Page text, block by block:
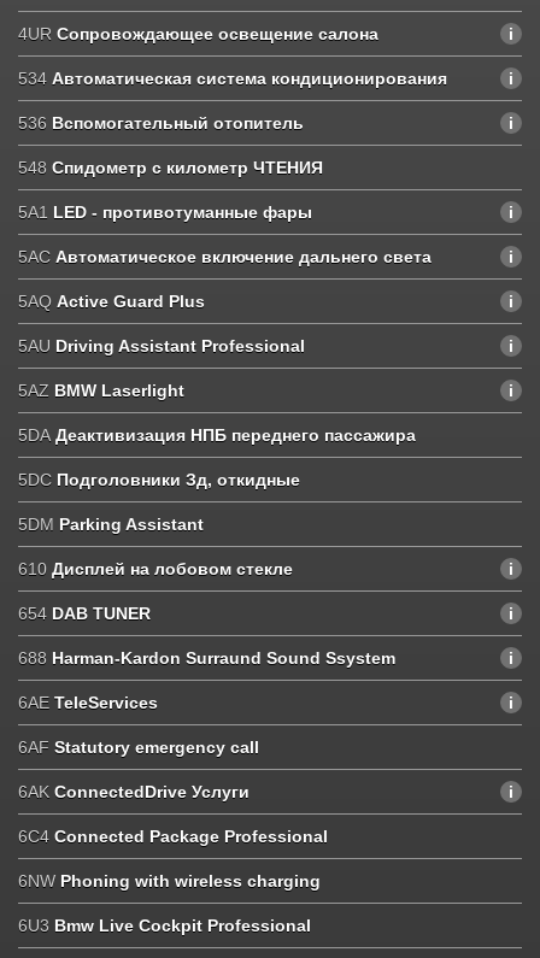
4UR Сопровождающее освещение салона
534 Автоматическая система кондиционирования
536 Вспомогательный отопитель
548 Спидометр с километр ЧТЕНИЯ
5A1 LED - противотуманные фары
5AC Автоматическое включение дальнего света
5AQ Active Guard Plus
5AU Driving Assistant Professional
5AZ BMW Laserlight
5DA Деактивизация НПБ переднего пассажира
5DC Подголовники Зд, откидные
5DM Parking Assistant
610 Дисплей на лобовом стекле
654 DAB TUNER
688 Harman-Kardon Surraund Sound Ssystem
6AE TeleServices
6AF Statutory emergency call
6AK ConnectedDrive Услуги
6C4 Connected Package Professional
6NW Phoning with wireless charging
6U3 Bmw Live Cockpit Professional